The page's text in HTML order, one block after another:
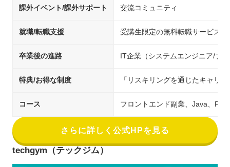
課外イベント/課外サポート 交流コミュニティ
就職/転職支援 受講生限定の無料転職サービス
卒業後の進路 IT企業（システムエンジニア/プ
特典/お得な制度 「リスキリングを通じたキャリ
コース フロントエンド副業、Java、
さらに詳しく公式HPを見る
techgym（テックジム）